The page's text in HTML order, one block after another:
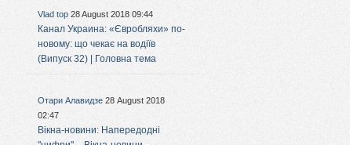
Vlad top 28 August 2018 09:44
Канал Украина: «Євробляхи» по-
новому: що чекає на водіїв
(Випуск 32) | Головна тема
Отари Алавидзе 28 August 2018
02:47
Вікна-новини: Напередодні